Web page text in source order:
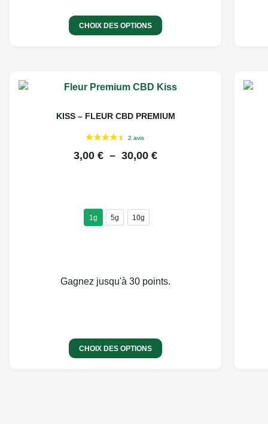
CHOIX DES OPTIONS
KISS – FLEUR CBD PREMIUM
3,00 € – 30,00 €
1g 5g 10g
Gagnez jusqu'à 30 points.
CHOIX DES OPTIONS